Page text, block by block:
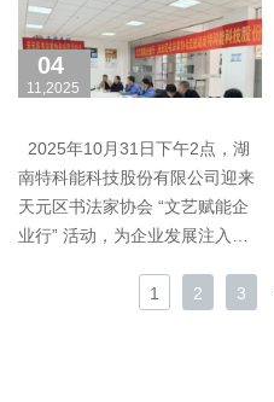
04
11,2025
2025年10月31日下午2点，湖
南特科能科技股份有限公司迎来
天元区书法家协会 “文艺赋能企
业行” 活动，为企业发展注入文
1
2 3